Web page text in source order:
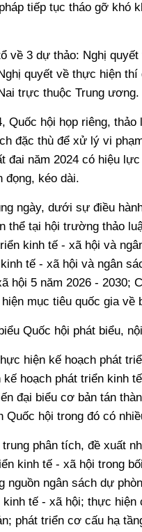
tiếp tục tháo gỡ khó
về 3 dự thảo: Nghị
quyết về thực hiện
trực thuộc Trung ương.
Quốc hội họp riêng,
đặc thù để xử lý vi
năm 2024 có hiệu
đọng, kéo dài.
ngày, dưới sự điều
thể tại hội trường thảo
kinh tế - xã hội và
tế - xã hội và ngân
hội 5 năm 2026 - 2030;
mục tiêu quốc gia về
Quốc hội phát biểu,
hiện kế hoạch phát
hoạch phát triển kinh
đại biểu cơ bản tán
Quốc hội trong đó có
phân tích, đề xuất
kinh tế - xã hội trong
ngân sách dự
tế - xã hội; thực
phát triển cơ cấu hạ